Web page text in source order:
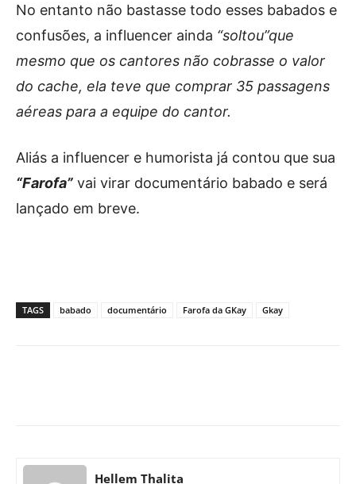
No entanto não bastasse todo esses babados e
confusões, a influencer ainda “soltou”que
mesmo que os cantores não cobrasse o valor
do cache, ela teve que comprar 35 passagens
aéreas para a equipe do cantor.
Aliás a influencer e humorista já contou que sua
“Farofa” vai virar documentário babado e será
lançado em breve.
TAGS babado documentário Farofa da GKay Gkay
Hellem Thalita